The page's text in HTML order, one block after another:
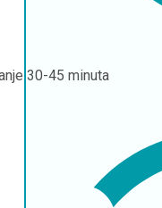
30-45 minuta